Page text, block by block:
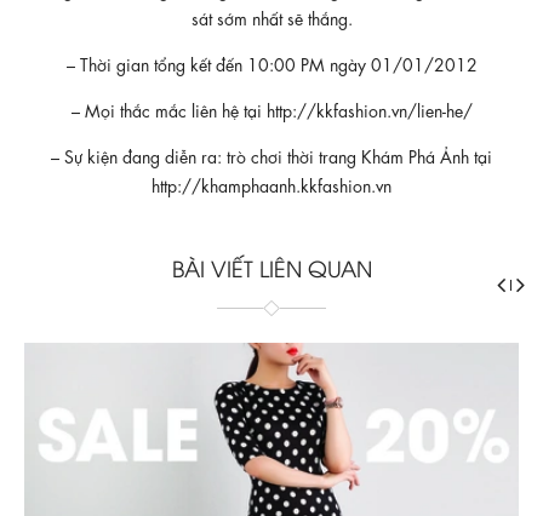
sát sớm nhất sẽ thắng.
– Thời gian tổng kết đến 10:00 PM ngày 01/01/2012
– Mọi thắc mắc liên hệ tại http://kkfashion.vn/lien-he/
– Sự kiện đang diễn ra: trò chơi thời trang Khám Phá Ảnh tại
http://khamphaanh.kkfashion.vn
BÀI VIẾT LIÊN QUAN